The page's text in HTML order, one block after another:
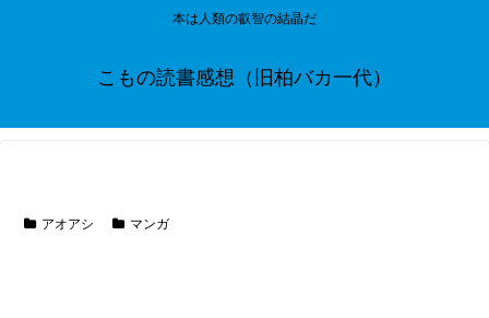
本は人類の叡智の結晶だ
こもの読書感想（旧柏バカ一代）
アオアシ マンガ